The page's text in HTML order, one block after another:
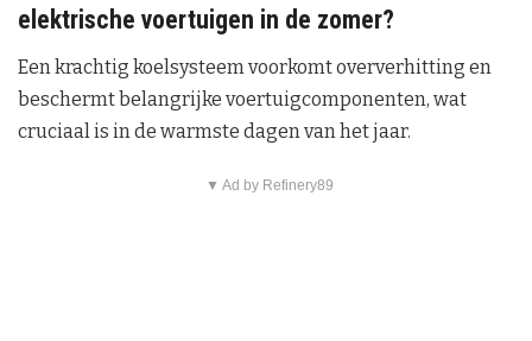
elektrische voertuigen in de zomer?
Een krachtig koelsysteem voorkomt oververhitting en
beschermt belangrijke voertuigcomponenten, wat
cruciaal is in de warmste dagen van het jaar.
▼ Ad by Refinery89